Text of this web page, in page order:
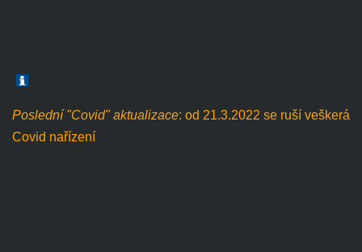
Poslední "Covid" aktualizace: od 21.3.2022 se ruší veškerá
Covid nařízení